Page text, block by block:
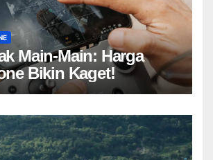
Main-Main: Harga
Bikin Kaget!